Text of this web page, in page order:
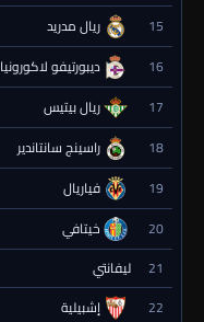
15 ريال مدريد
16 ديبورتيفو لاكورونيا
17 ريال بيتيس
18 راسينج سانتاندير
19 فياريال
20 خيتافي
21 ليفانتي
22 إشبيلية